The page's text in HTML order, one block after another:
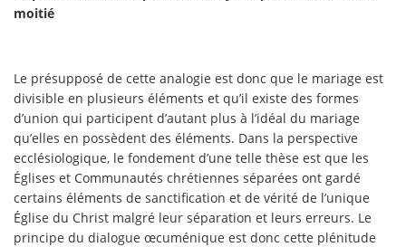
moitié
Le présupposé de cette analogie est donc que le mariage est
divisible en plusieurs éléments et qu’il existe des formes
d’union qui participent d’autant plus à l’idéal du mariage
qu’elles en possèdent des éléments. Dans la perspective
ecclésiologique, le fondement d’une telle thèse est que les
Églises et Communautés chrétiennes séparées ont gardé
certains éléments de sanctification et de vérité de l’unique
Église du Christ malgré leur séparation et leurs erreurs. Le
principe du dialogue œcuménique est donc cette plénitude